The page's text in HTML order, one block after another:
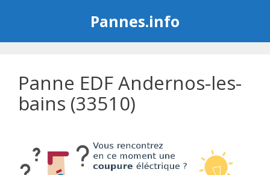
Pannes.info
Panne EDF Andernos-les-
bains (33510)